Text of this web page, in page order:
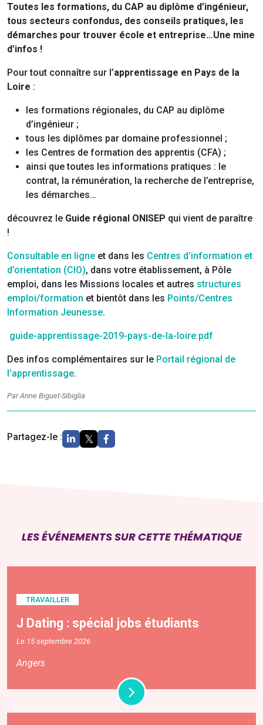
Toutes les formations, du CAP au diplôme d’ingénieur,
tous secteurs confondus, des conseils pratiques, les
démarches pour trouver école et entreprise…Une mine
d’infos !
Pour tout connaître sur l’apprentissage en Pays de la
Loire :
les formations régionales, du CAP au diplôme
d’ingénieur ;
tous les diplômes par domaine professionnel ;
les Centres de formation des apprentis (CFA) ;
ainsi que toutes les informations pratiques : le
contrat, la rémunération, la recherche de l’entreprise,
les démarches…
découvrez le Guide régional ONISEP qui vient de paraître
!
Consultable en ligne et dans les Centres d’information et
d’orientation (CIO), dans votre établissement, à Pôle
emploi, dans les Missions locales et autres structures
emploi/formation et bientôt dans les Points/Centres
Information Jeunesse.
guide-apprentissage-2019-pays-de-la-loire.pdf
Des infos complémentaires sur le Portail régional de
l’apprentissage.
Par Anne Biguet-Sibiglia
Partagez-le :
LES ÉVÉNEMENTS SUR CETTE THÉMATIQUE
TRAVAILLER
J Dating : spécial jobs étudiants
Le 15 septembre 2026
Angers